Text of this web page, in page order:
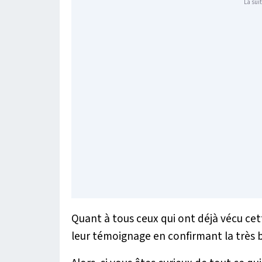
La
Quant à tous ceux qui ont déjà vécu
leur témoignage en confirmant la très